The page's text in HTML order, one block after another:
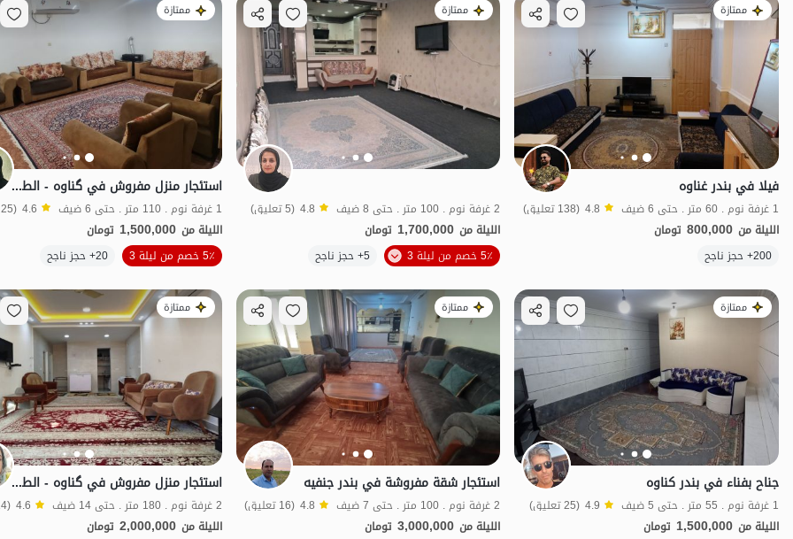
ممتازة
فيلا في بندر غناوه
1 غرفة نوم . 60 متر . حتى 6 ضيف 4.8 (138 تعليق)
الليلة من 800,000 تومان
200+ حجز ناجح
اقتصادي بات نواز الموقع على الخريطة
ممتازة
2 غرفة نوم . 100 متر . حتى 8 ضيف 4.8 (5 تعليق)
الليلة من 1,700,000 تومان
5٪ خصم من ليلة 3
5+ حجز ناجح الموقع على الخريطة
ممتازة
استئجار منزل مفروش في گناوه - الطابق 1
1 غرفة نوم . 110 متر . حتى 6 ضيف 4.6 (25 تعليق)
الليلة من 1,500,000 تومان
5٪ خصم من ليلة 3
20+ حجز ناجح
ممتازة
جناح بفناء في بندر كناوه
1 غرفة نوم . 55 متر . حتى 5 ضيف 4.9 (25 تعليق)
الليلة من 1,500,000 تومان
ممتازة
استئجار شقة مفروشة في بندر جنفيه
2 غرفة نوم . 100 متر . حتى 7 ضيف 4.8 (16 تعليق)
الليلة من 3,000,000 تومان
ممتازة
استئجار منزل مفروش في گناوه - الطابق الأرضي
2 غرفة نوم . 180 متر . حتى 14 ضيف 4.6 (14 تعليق)
الليلة من 2,000,000 تومان